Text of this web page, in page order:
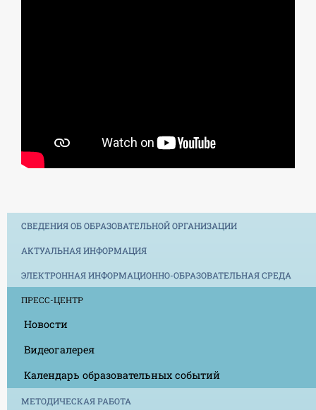
СВЕДЕНИЯ ОБ ОБРАЗОВАТЕЛЬНОЙ ОРГАНИЗАЦИИ
АКТУАЛЬНАЯ ИНФОРМАЦИЯ
ЭЛЕКТРОННАЯ ИНФОРМАЦИОННО-ОБРАЗОВАТЕЛЬНАЯ СРЕДА
ПРЕСС-ЦЕНТР
Новости
Видеогалерея
Календарь образовательных событий
МЕТОДИЧЕСКАЯ РАБОТА